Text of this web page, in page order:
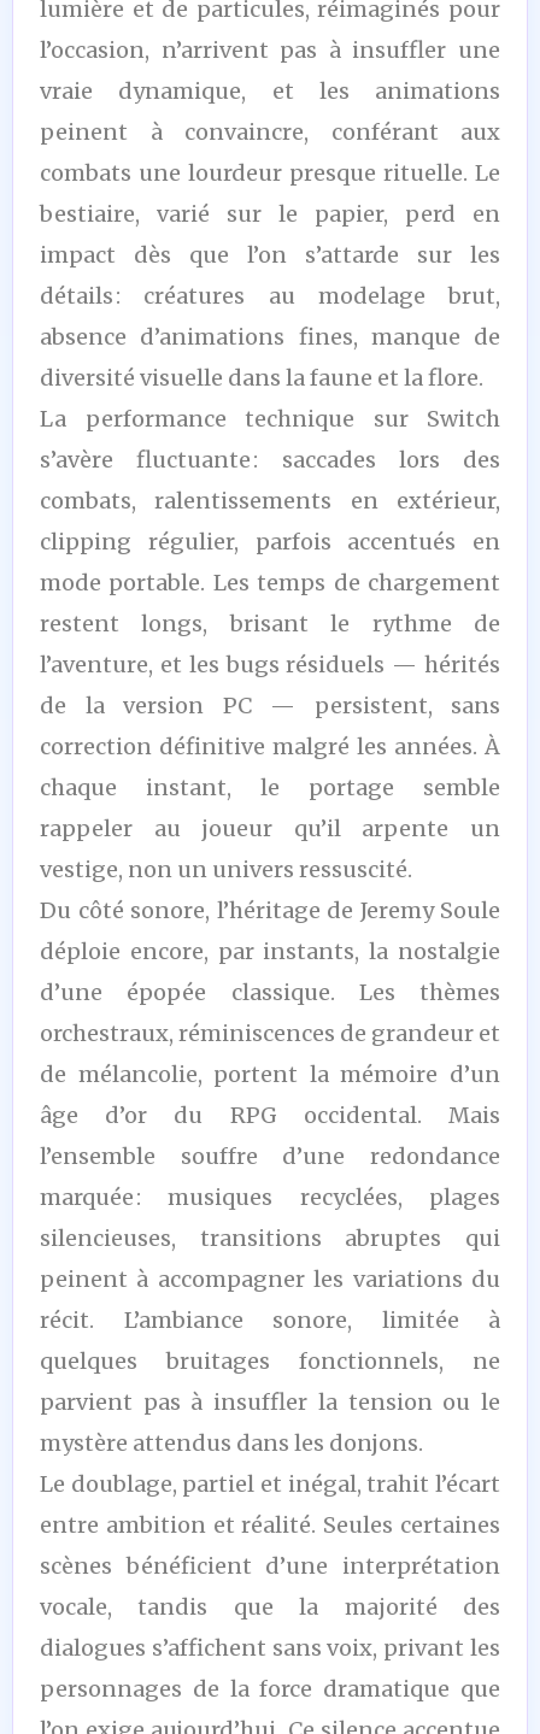
lumière et de particules, réimaginés pour
l’occasion, n’arrivent pas à insuffler une
vraie dynamique, et les animations
peinent à convaincre, conférant aux
combats une lourdeur presque rituelle. Le
bestiaire, varié sur le papier, perd en
impact dès que l’on s’attarde sur les
détails : créatures au modelage brut,
absence d’animations fines, manque de
diversité visuelle dans la faune et la flore.
La performance technique sur Switch
s’avère fluctuante : saccades lors des
combats, ralentissements en extérieur,
clipping régulier, parfois accentués en
mode portable. Les temps de chargement
restent longs, brisant le rythme de
l’aventure, et les bugs résiduels — hérités
de la version PC — persistent, sans
correction définitive malgré les années. À
chaque instant, le portage semble
rappeler au joueur qu’il arpente un
vestige, non un univers ressuscité.
Du côté sonore, l’héritage de Jeremy Soule
déploie encore, par instants, la nostalgie
d’une épopée classique. Les thèmes
orchestraux, réminiscences de grandeur et
de mélancolie, portent la mémoire d’un
âge d’or du RPG occidental. Mais
l’ensemble souffre d’une redondance
marquée : musiques recyclées, plages
silencieuses, transitions abruptes qui
peinent à accompagner les variations du
récit. L’ambiance sonore, limitée à
quelques bruitages fonctionnels, ne
parvient pas à insuffler la tension ou le
mystère attendus dans les donjons.
Le doublage, partiel et inégal, trahit l’écart
entre ambition et réalité. Seules certaines
scènes bénéficient d’une interprétation
vocale, tandis que la majorité des
dialogues s’affichent sans voix, privant les
personnages de la force dramatique que